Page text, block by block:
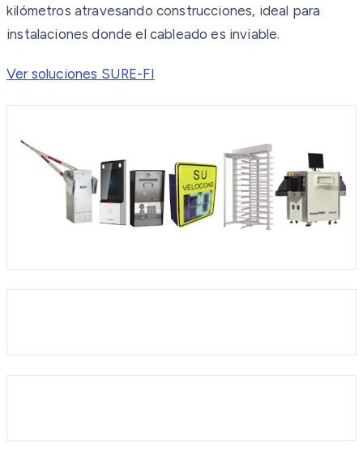
kilómetros atravesando construcciones, ideal para
instalaciones donde el cableado es inviable.
Ver soluciones SURE-FI